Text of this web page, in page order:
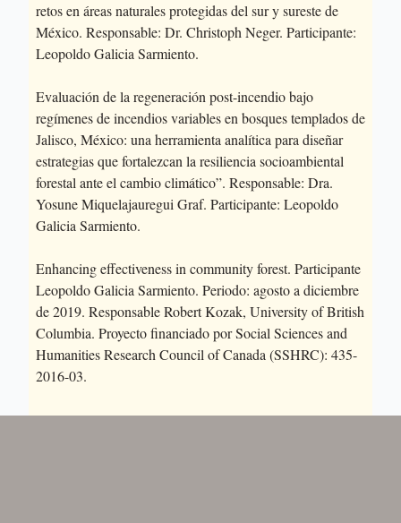
retos en áreas naturales protegidas del sur y sureste de
México. Responsable: Dr. Christoph Neger. Participante:
Leopoldo Galicia Sarmiento.
Evaluación de la regeneración post-incendio bajo
regímenes de incendios variables en bosques templados de
Jalisco, México: una herramienta analítica para diseñar
estrategias que fortalezcan la resiliencia socioambiental
forestal ante el cambio climático”. Responsable: Dra.
Yosune Miquelajauregui Graf. Participante: Leopoldo
Galicia Sarmiento.
Enhancing effectiveness in community forest. Participante
Leopoldo Galicia Sarmiento. Periodo: agosto a diciembre
de 2019. Responsable Robert Kozak, University of British
Columbia. Proyecto financiado por Social Sciences and
Humanities Research Council of Canada (SSHRC): 435-
2016-03.